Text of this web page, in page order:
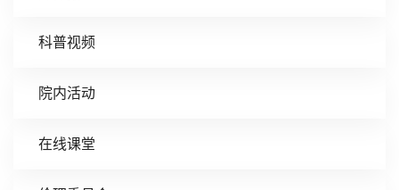
科普视频
院内活动
在线课堂